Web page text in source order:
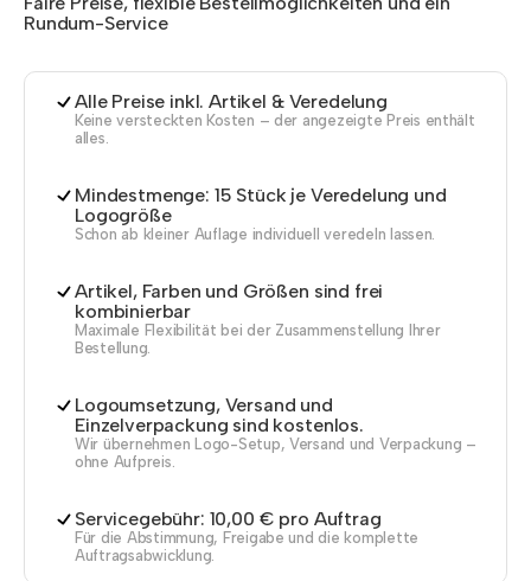
Rundum-Service
Alle Preise inkl. Artikel & Veredelung
Keine versteckten Kosten – der angezeigte Preis enthält
alles.
Mindestmenge: 15 Stück je Veredelung und
Logogröße
Schon ab kleiner Auflage individuell veredeln lassen.
Artikel, Farben und Größen sind frei
kombinierbar
Maximale Flexibilität bei der Zusammenstellung Ihrer
Bestellung.
Logoumsetzung, Versand und
Einzelverpackung sind kostenlos.
Wir übernehmen Logo-Setup, Versand und Verpackung –
ohne Aufpreis.
Servicegebühr: 10,00 € pro Auftrag
Für die Abstimmung, Freigabe und die komplette
Auftragsabwicklung.